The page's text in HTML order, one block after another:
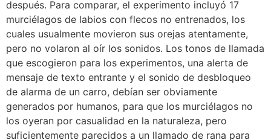
después. Para comparar, el experimento incluyó 17
murciélagos de labios con flecos no entrenados, los
cuales usualmente movieron sus orejas atentamente,
pero no volaron al oír los sonidos. Los tonos de llamada
que escogieron para los experimentos, una alerta de
mensaje de texto entrante y el sonido de desbloqueo
de alarma de un carro, debían ser obviamente
generados por humanos, para que los murciélagos no
los oyeran por casualidad en la naturaleza, pero
suficientemente parecidos a un llamado de rana para